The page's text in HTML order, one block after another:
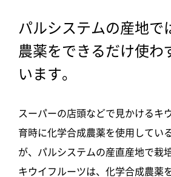
パルシステムの産地で
農薬をできるだけ使わ
います。
スーパーの店頭などで見かけるキ
育時に化学合成農薬を使用してい
が、パルシステムの産直産地で栽
キウイフルーツは、化学合成農薬